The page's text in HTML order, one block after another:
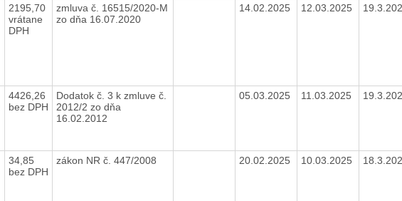
2195,70
vrátane
DPH
zmluva č. 16515/2020-M
zo dňa 16.07.2020
14.02.2025 12.03.2025
4426,26
bez DPH
Dodatok č. 3 k zmluve č.
2012/2 zo dňa
16.02.2012
05.03.2025 11.03.2025
34,85
bez DPH
zákon NR č. 447/2008 20.02.2025 10.03.2025